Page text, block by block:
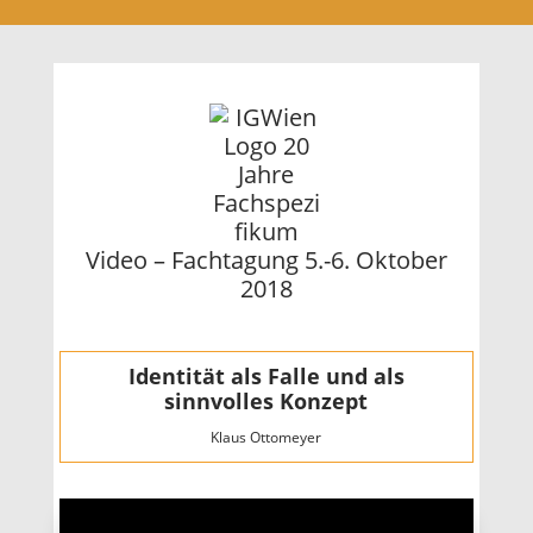
Video – Fachtagung 5.-6. Oktober
2018
Identität als Falle und als
sinnvolles Konzept
Klaus Ottomeyer